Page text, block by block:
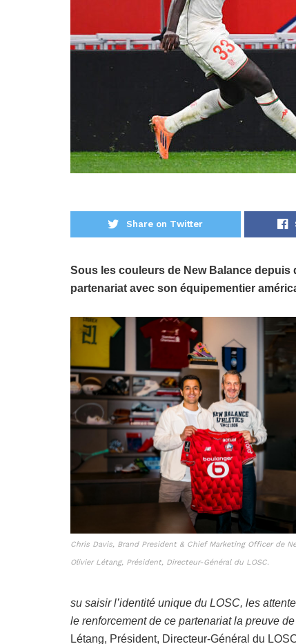
Share on Twitter
Sous les couleurs de New Balance
partenariat avec son équipementier
Chris Davis, Brand President & Chief Marketing Officer de
Olivier Létang, Président, Directeur-Général du LOSC.
su saisir l’identité unique du LOSC, les
le renforcement de ce partenariat la preuve
Létang, Président, Directeur-Général du